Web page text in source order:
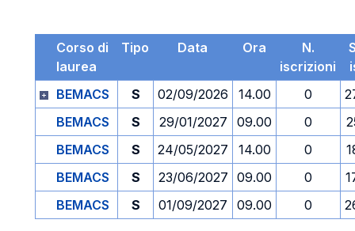
Corso di
laurea
Tipo Data Ora
N.
iscrizioni
BEMACS
S 02/09/2026 14.00 0
BEMACS
S 29/01/2027 09.00 0
BEMACS
S 24/05/2027 14.00 0
BEMACS
S 23/06/2027 09.00 0
BEMACS
S 01/09/2027 09.00 0